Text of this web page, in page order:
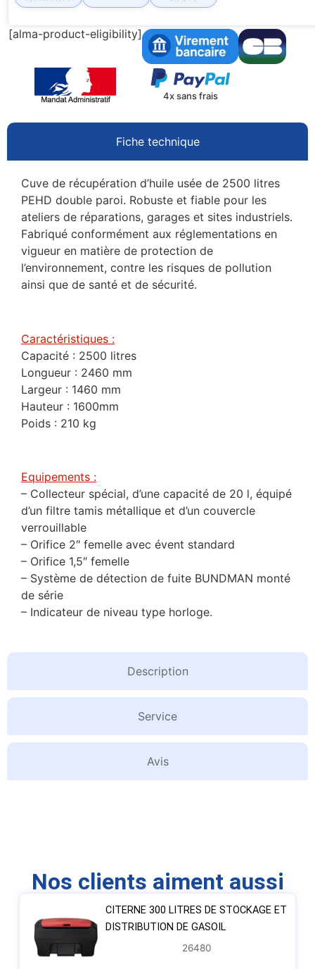
[alma-product-eligibility]
4x sans frais
Fiche technique
Description
Service
Avis
Cuve de récupération d’huile usée de 2500 litres
PEHD double paroi. Robuste et fiable pour les
ateliers de réparations, garages et sites industriels.
Fabriqué conformément aux réglementations en
vigueur en matière de protection de
l’environnement, contre les risques de pollution
ainsi que de santé et de sécurité.
Caractéristiques :
Capacité : 2500 litres
Longueur : 2460 mm
Largeur : 1460 mm
Hauteur : 1600mm
Poids : 210 kg
Equipements :
– Collecteur spécial, d’une capacité de 20 l, équipé
d’un filtre tamis métallique et d’un couvercle
verrouillable
– Orifice 2″ femelle avec évent standard
– Orifice 1,5″ femelle
– Système de détection de fuite BUNDMAN monté
de série
– Indicateur de niveau type horloge.
Nos clients aiment aussi
CITERNE 300 LITRES DE STOCKAGE ET
DISTRIBUTION DE GASOIL
26480